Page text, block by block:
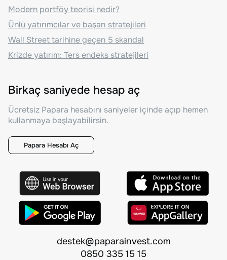
Modern portföy teorisi nedir?
Ünlü yatırımcılar ve başarı stratejileri
Wall Street tarihine geçen 5 skandal
Krizde yatırım: Ters endeks stratejileri
Birkaç saniyede hesap aç
Ücretsiz Papara hesabını saniyeler içinde açıp hemen
kullanmaya başlayabilirsin.
Papara Hesabı Aç
destek@paparainvest.com
0850 335 15 15